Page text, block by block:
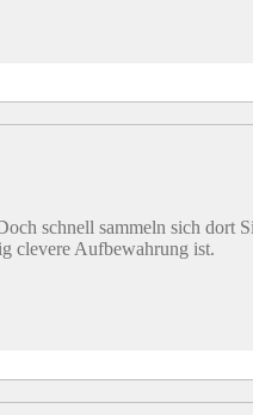
schnell sammeln sich dort
clevere Aufbewahrung ist.